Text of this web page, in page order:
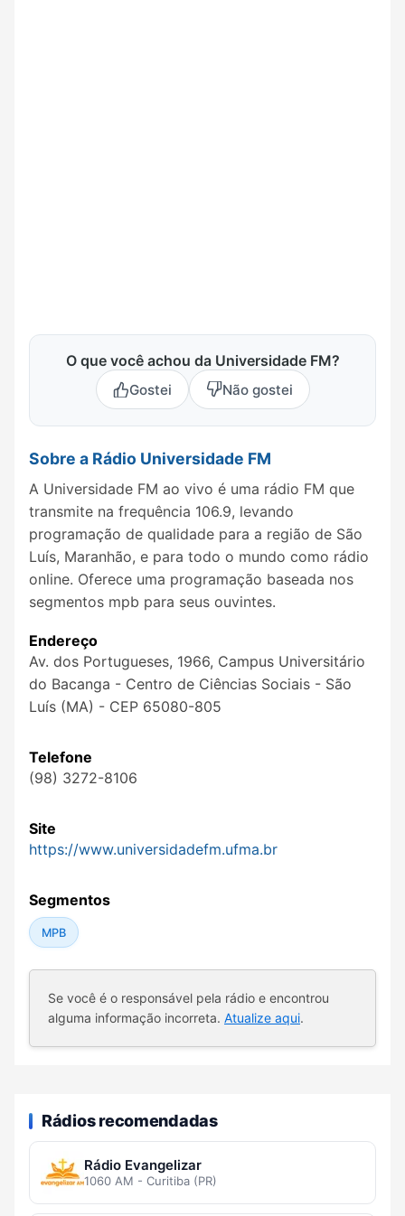
O que você achou da Universidade FM?
Gostei Não gostei
Sobre a Rádio Universidade FM
A Universidade FM ao vivo é uma rádio FM que
transmite na frequência 106.9, levando
programação de qualidade para a região de São
Luís, Maranhão, e para todo o mundo como rádio
online. Oferece uma programação baseada nos
segmentos mpb para seus ouvintes.
Endereço
Av. dos Portugueses, 1966, Campus Universitário
do Bacanga - Centro de Ciências Sociais - São
Luís (MA) - CEP 65080-805
Telefone
(98) 3272-8106
Site
https://www.universidadefm.ufma.br
Segmentos
MPB
Se você é o responsável pela rádio e encontrou
alguma informação incorreta. Atualize aqui.
Rádios recomendadas
Rádio Evangelizar
1060 AM - Curitiba (PR)